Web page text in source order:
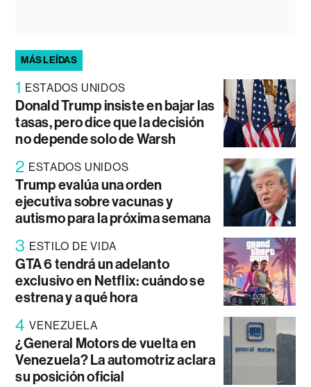
MÁS LEÍDAS
1 ESTADOS UNIDOS
Donald Trump insiste en bajar las
tasas, pero dice que la decisión
no depende solo de Warsh
2 ESTADOS UNIDOS
Trump evalúa una orden
ejecutiva sobre vacunas y
autismo para la próxima semana
3 ESTILO DE VIDA
GTA 6 tendrá un adelanto
exclusivo en Netflix: cuándo se
estrena y a qué hora
4 VENEZUELA
¿General Motors de vuelta en
Venezuela? La automotriz aclara
su posición oficial